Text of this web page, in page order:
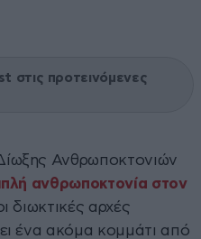
στις προτεινόμενες
Ανθρωποκτονιών
ανθρωποκτονία στον
διωκτικές αρχές
ένα ακόμα κομμάτι από